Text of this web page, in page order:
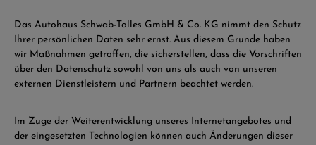
Das Autohaus Schwab-Tolles GmbH & Co. KG nimmt den Schutz
Ihrer persönlichen Daten sehr ernst. Aus diesem Grunde haben
wir Maßnahmen getroffen, die sicherstellen, dass die Vorschriften
über den Datenschutz sowohl von uns als auch von unseren
externen Dienstleistern und Partnern beachtet werden.
Im Zuge der Weiterentwicklung unseres Internetangebotes und
der eingesetzten Technologien können auch Änderungen dieser